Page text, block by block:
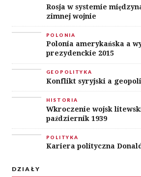
Rosja w systemie
zimnej wojnie
POLONIA
Polonia amerykańska a
prezydenckie 2015
GEOPOLITYKA
Konflikt syryjski a
HISTORIA
Wkroczenie wojsk
październik 1939
POLITYKA
Kariera polityczna
DZIAŁY